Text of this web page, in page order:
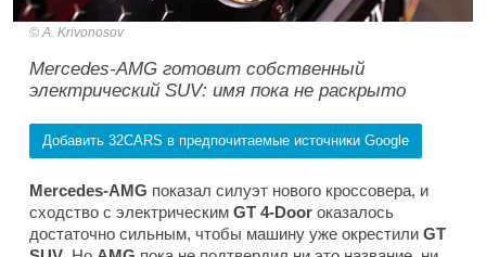
A. Krivonosov
Mercedes-AMG готовит собственный
электрический SUV: имя пока не раскрыто
Добавить 32CARS в предпочитаемые источники Google
Mercedes-AMG показал силуэт нового кроссовера, и
сходство с электрическим GT 4-Door оказалось
достаточно сильным, чтобы машину уже окрестили GT